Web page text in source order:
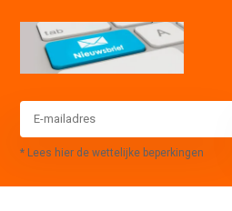
* Lees hier de wettelijke beperkingen